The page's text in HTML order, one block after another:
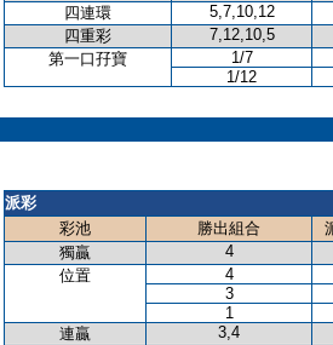
四連環
5,7,10,12
四重彩
7,12,10,5
第一口孖寶
1/7
1/12
派彩
彩池
勝出組合
獨贏
4
位置
4
3
1
連贏
3,4